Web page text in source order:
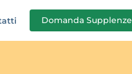
Domanda Supplenze